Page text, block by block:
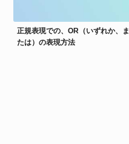
正規表現での、OR（いずれか、ま
たは）の表現方法